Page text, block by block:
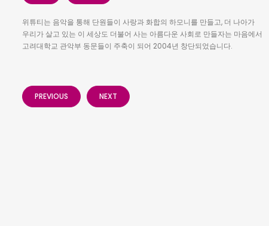
위튜티는 음악을 통해 단원들이 사랑과 화합의 하모니를 만들고, 더 나아가
우리가 살고 있는 이 세상도 더불어 사는 아름다운 사회로 만들자는 마음에서
고려대학교 관악부 동문들이 주축이 되어 2004년 창단되었습니다.
PREVIOUS NEXT